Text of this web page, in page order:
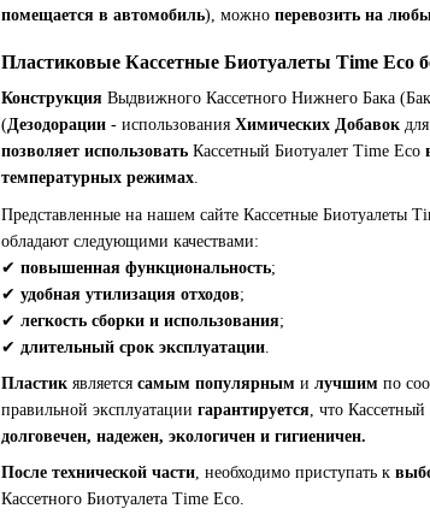
помещается в автомобиль), можно перевозить на
Пластиковые Кассетные Биотуалеты Time Eco
Конструкция Выдвижного Кассетного Нижнего Бака
(Дезодорации - использования Химических Добавок для
позволяет использовать Кассетный Биотуалет Time Eco
температурных режимах.
Представленные на нашем сайте Кассетные Биотуалеты
обладают следующими качествами:
✔ повышенная функциональность;
✔ удобная утилизация отходов;
✔ легкость сборки и использования;
✔ длительный срок эксплуатации
Пластик является самым популярным и лучшим по
правильной эксплуатации гарантируется, что
долговечен, надежен, экологичен и гигиеничен.
После технической части, необходимо приступать к
Кассетного Биотуалета Time Eco.